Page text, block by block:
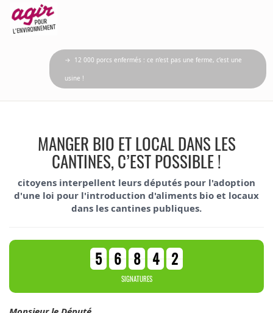
→ 12 000 porcs enfermés : ce n’est pas une ferme, c’est une
usine !
MANGER BIO ET LOCAL DANS LES
CANTINES, C’EST POSSIBLE !
citoyens interpellent leurs députés pour l'adoption
d'une loi pour l'introduction d'aliments bio et locaux
dans les cantines publiques.
5 6 8 4 2
SIGNATURES